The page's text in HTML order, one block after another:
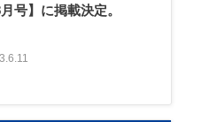
号】に掲載決定。